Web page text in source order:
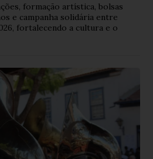
formação artística, bolsas
e campanha solidária entre
fortalecendo a cultura e o